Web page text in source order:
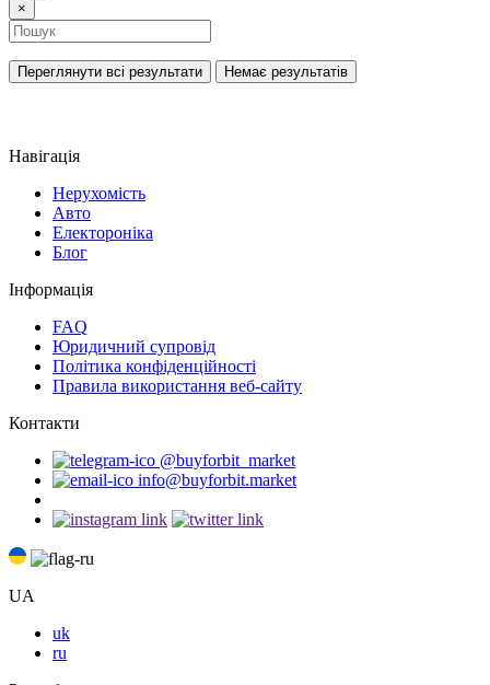
×
Переглянути всі результати Немає результатів
Навігація
Нерухомість
Авто
Електороніка
Блог
Інформація
FAQ
Юридичний супровід
Політика конфіденційності
Правила використання веб-сайту
Контакти
@buyforbit_market
info@buyforbit.market
UA
uk
ru